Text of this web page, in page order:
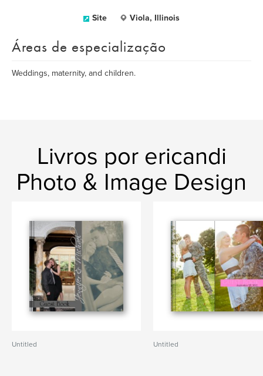
Site Viola, Illinois
Áreas de especialização
Weddings, maternity, and children.
Livros por ericandi
Photo & Image Design
Untitled Untitled